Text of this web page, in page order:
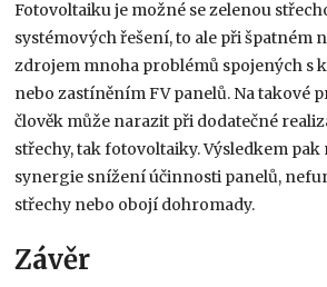
Fotovoltaiku je možné se zelenou
systémových řešení, to ale při špatném
zdrojem mnoha problémů spojených s
nebo zastíněním FV panelů. Na takové
člověk může narazit při dodatečné
střechy, tak fotovoltaiky. Výsledkem
synergie snížení účinnosti panelů,
střechy nebo obojí dohromady.
Závěr